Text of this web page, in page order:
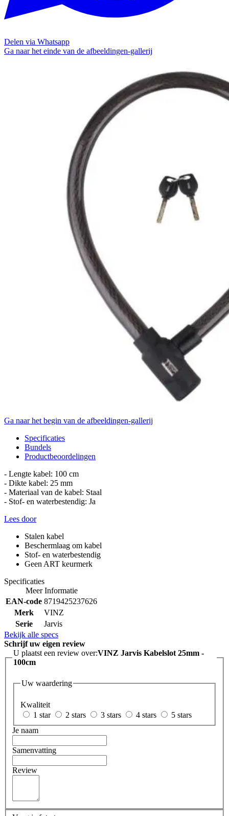
Delen via Whatsapp
Ga naar het einde van de afbeeldingen-gallerij
Ga naar het begin van de afbeeldingen-gallerij
Specificaties
Bundels
Productbeoordelingen
- Lengte kabel: 100 cm
- Dikte kabel: 25 mm
- Materiaal van de kabel: Staal
- Stof- en waterbestendig: Ja
Lees door
Stalen kabel
Beschermlaag om kabel
Stof- en waterbestendig
Geen ART keurmerk
Specificaties
Meer Informatie
EAN-code 8719425237626
Merk
VINZ
Serie
Jarvis
Bekijk alle specs
Schrijf uw eigen review
U plaatst een review over:VINZ Jarvis Kabelslot 25mm -
100cm
Uw waardering
Kwaliteit
1 star
2 stars 3 stars 4 stars
5 stars
Je naam
Samenvatting
Review